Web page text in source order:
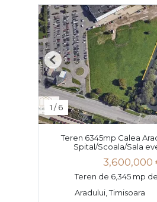
1 /6
Previous
Teren 6345mp Calea
Spital/Scoala/Sala
3,600,000
Teren de 6,345 mp
Aradului, Timisoara